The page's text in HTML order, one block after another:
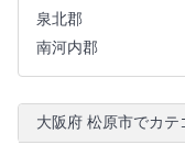
泉北郡
南河内郡
大阪府 松原市でカテ